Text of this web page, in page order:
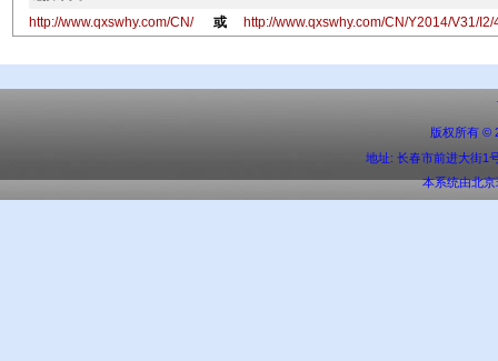
http://www.qxswhy.com/CN/
或 http://www.qxswhy.com/CN/Y2014/V31/I2/
版权所有 ©
地址: 长春市前进大街1
本系统由北京